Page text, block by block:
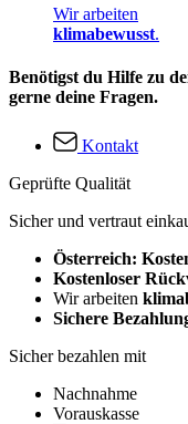
Wir arbeiten
klimabewusst.
Benötigst du Hilfe zu
gerne deine Fragen.
Kontakt
Geprüfte Qualität
Sicher und vertraut
Österreich:
Kostenloser
Wir arbeiten
Sichere
Sicher bezahlen mit
Nachnahme
Vorauskasse